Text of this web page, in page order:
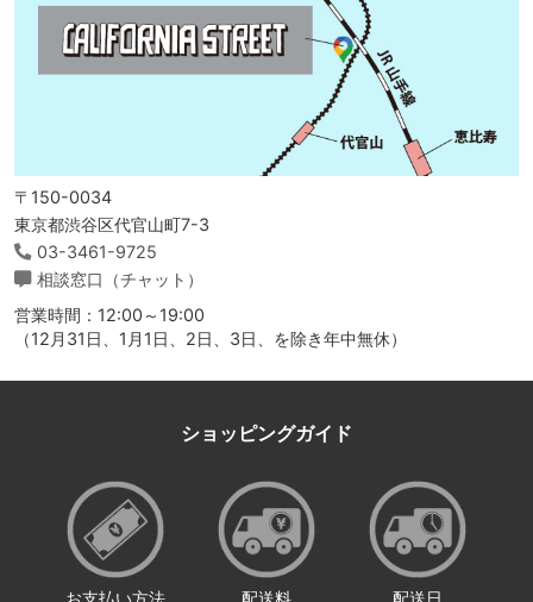
〒150-0034
東京都渋谷区代官山町7-3
03-3461-9725
相談窓口（チャット）
営業時間：12:00～19:00
（12月31日、1月1日、2日、3日、を除き年中無休）
ショッピングガイド